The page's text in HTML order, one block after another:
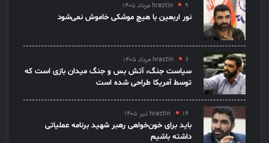
hrastin ۹ مرداد ۱۴۰۵
نور اربعین با هیچ موشکی خاموش نمی‌شود
hrastin ۶ مرداد ۱۴۰۵
سیاست جنگ، آتش بس و جنگ میدان بازی است که
توسط آمریکا طراحی شده است
hrastin ۱۹ تیر ۱۴۰۵
باید برای خون‌خواهی رهبر شهید برنامه عملیاتی
داشته باشیم